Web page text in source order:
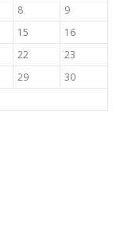
8
9
15
16
22
23
29
30